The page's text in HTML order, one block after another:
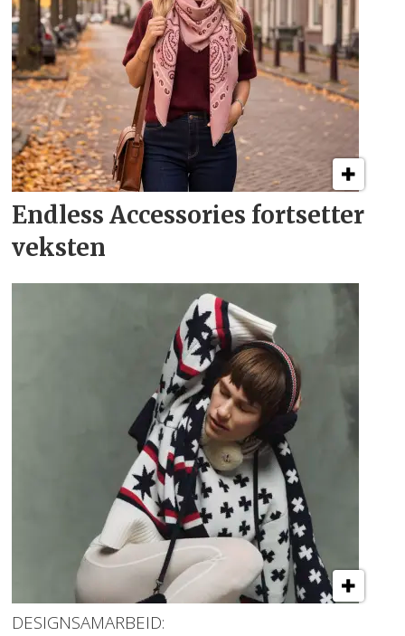
Endless Accessories fortsetter
veksten
DESIGNSAMARBEID: